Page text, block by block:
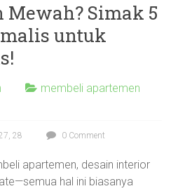
Simak 5
untuk
membeli apartemen
,28 0 Comment
apartemen, desain interior
hal ini biasanya